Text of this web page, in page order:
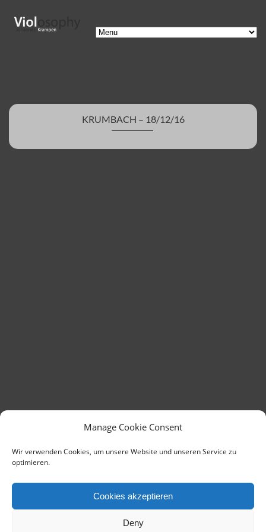
Manage Cookie Consent
Wir verwenden Cookies, um unsere Website und unseren Service zu
optimieren.
Cookies akzeptieren
Deny
KRUMBACH – 18/12/16